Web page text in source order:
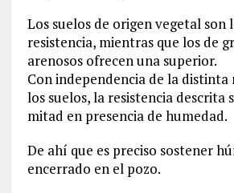
Los suelos de origen vegetal son
resistencia, mientras que los de
arenosos ofrecen una superior.
Con independencia de la distinta
los suelos, la resistencia descrita
mitad en presencia de humedad.
De ahí que es preciso sostener
encerrado en el pozo.